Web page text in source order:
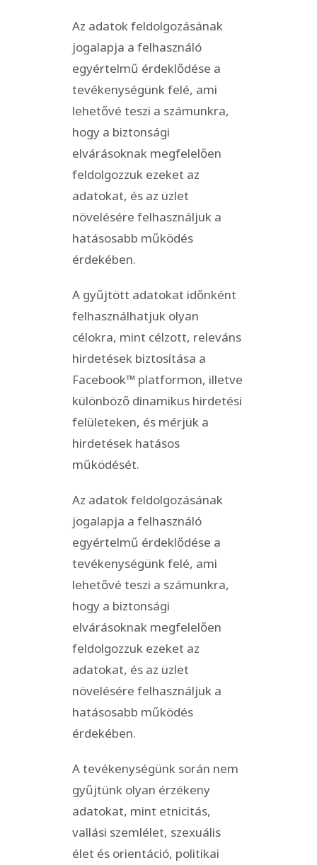
Az adatok feldolgozásának
jogalapja a felhasználó
egyértelmű érdeklődése a
tevékenységünk felé, ami
lehetővé teszi a számunkra,
hogy a biztonsági
elvárásoknak megfelelően
feldolgozzuk ezeket az
adatokat, és az üzlet
növelésére felhasználjuk a
hatásosabb működés
érdekében.
A gyűjtött adatokat időnként
felhasználhatjuk olyan
célokra, mint célzott, releváns
hirdetések biztosítása a
Facebook™ platformon, illetve
különböző dinamikus hirdetési
felületeken, és mérjük a
hirdetések hatásos
működését.
Az adatok feldolgozásának
jogalapja a felhasználó
egyértelmű érdeklődése a
tevékenységünk felé, ami
lehetővé teszi a számunkra,
hogy a biztonsági
elvárásoknak megfelelően
feldolgozzuk ezeket az
adatokat, és az üzlet
növelésére felhasználjuk a
hatásosabb működés
érdekében.
A tevékenységünk során nem
gyűjtünk olyan érzékeny
adatokat, mint etnicitás,
vallási szemlélet, szexuális
élet és orientáció, politikai